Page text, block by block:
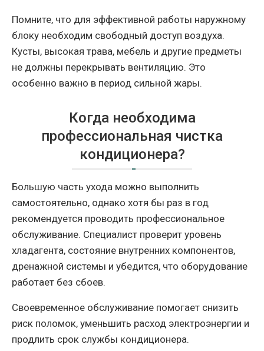
Помните, что для эффективной работы наружному
блоку необходим свободный доступ воздуха.
Кусты, высокая трава, мебель и другие предметы
не должны перекрывать вентиляцию. Это
особенно важно в период сильной жары.
Когда необходима
профессиональная чистка
кондиционера?
Большую часть ухода можно выполнить
самостоятельно, однако хотя бы раз в год
рекомендуется проводить профессиональное
обслуживание. Специалист проверит уровень
хладагента, состояние внутренних компонентов,
дренажной системы и убедится, что оборудование
работает без сбоев.
Своевременное обслуживание помогает снизить
риск поломок, уменьшить расход электроэнергии и
продлить срок службы кондиционера.